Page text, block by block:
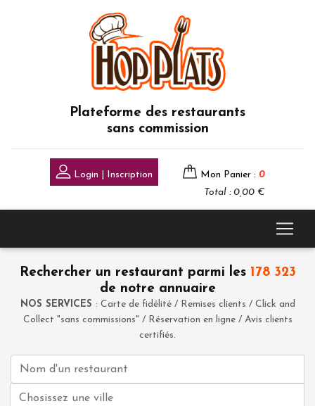
Plateforme des restaurants
sans commission
Login | Inscription Mon Panier : 0
Total : 0,00 €
Rechercher un restaurant parmi les 178 323
de notre annuaire
NOS SERVICES : Carte de fidélité / Remises clients / Click and
Collect "sans commissions" / Réservation en ligne / Avis clients
certifiés.